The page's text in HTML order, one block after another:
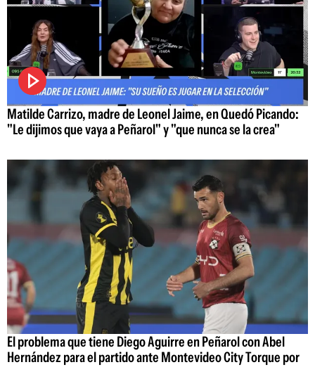
Matilde Carrizo, madre de Leonel Jaime, en Quedó Picando:
"Le dijimos que vaya a Peñarol" y "que nunca se la crea"
El problema que tiene Diego Aguirre en Peñarol con Abel
Hernández para el partido ante Montevideo City Torque por